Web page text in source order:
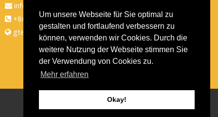
Um unsere Webseite für Sie optimal zu
gestalten und fortlaufend verbessern zu
können, verwenden wir Cookies. Durch die
weitere Nutzung der Webseite stimmen Sie
der Verwendung von Cookies zu.
Mehr erfahren
Okay!
info@gtec-shop.de
+86 134 82438080
gtec-shop.de
GTEC-Shop- Alle Rechte vorbehalten